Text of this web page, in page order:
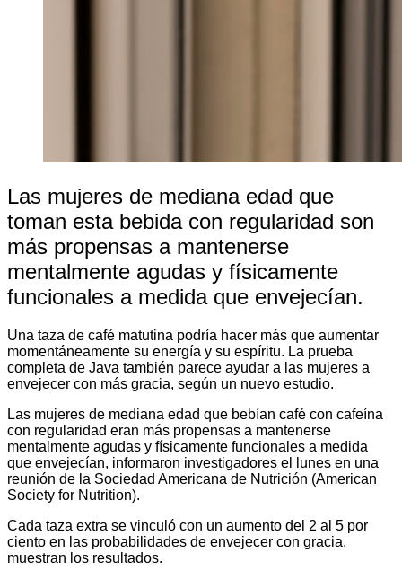
Las mujeres de mediana edad que
toman esta bebida con regularidad son
más propensas a mantenerse
mentalmente agudas y físicamente
funcionales a medida que envejecían.
Una taza de café matutina podría hacer más que aumentar
momentáneamente su energía y su espíritu. La prueba
completa de Java también parece ayudar a las mujeres a
envejecer con más gracia, según un nuevo estudio.
Las mujeres de mediana edad que bebían café con cafeína
con regularidad eran más propensas a mantenerse
mentalmente agudas y físicamente funcionales a medida
que envejecían, informaron investigadores el lunes en una
reunión de la Sociedad Americana de Nutrición (American
Society for Nutrition).
Cada taza extra se vinculó con un aumento del 2 al 5 por
ciento en las probabilidades de envejecer con gracia,
muestran los resultados.